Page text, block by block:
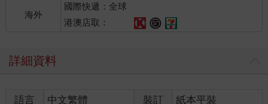
海外
國際快遞：全球
港澳店取：
詳細資料
語言 中文繁體 裝訂 紙本平裝